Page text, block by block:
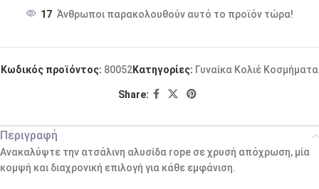
17 Άνθρωποι παρακολουθούν αυτό το προϊόν τώρα!
Κωδικός προϊόντος: 80052Κατηγορίες: Γυναίκα Κολιέ Κοσμήματα
Share:
Περιγραφή
Ανακαλύψτε την ατσάλινη αλυσίδα rope σε χρυσή απόχρωση, μία
κομψή και διαχρονική επιλογή για κάθε εμφάνιση.